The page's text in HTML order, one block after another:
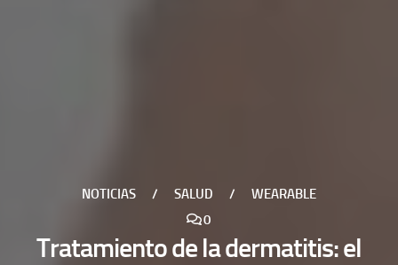
NOTICIAS / SALUD /
WEARABLE
0
Tratamiento de la dermatitis: el